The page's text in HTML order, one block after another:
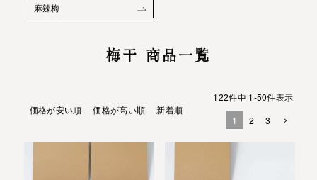
麻辣梅
梅干 商品一覧
価格が安い順 価格が高い順 新着順
122件中 1-50件表示
1
2 3